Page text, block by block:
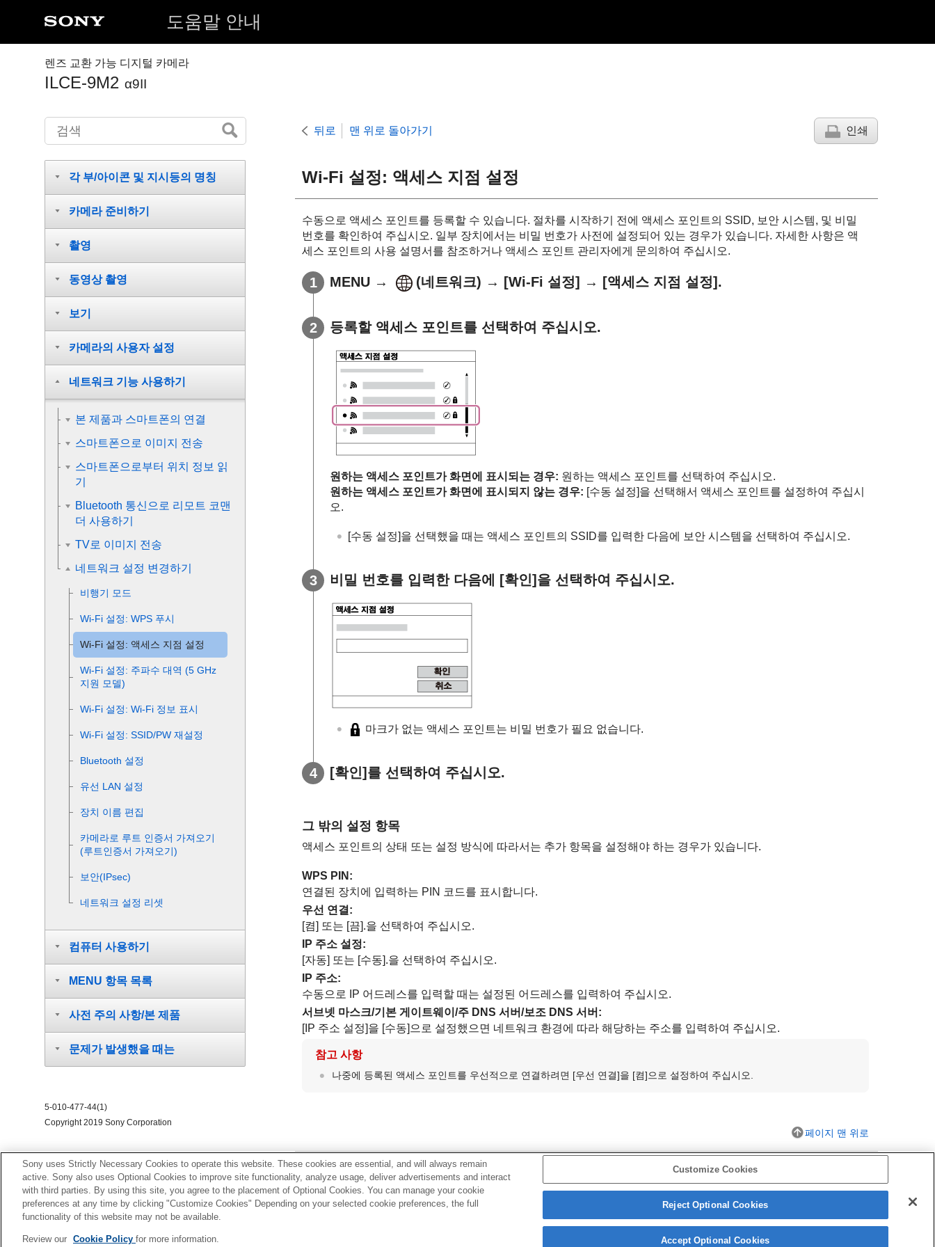
도움말 안내
렌즈 교환 가능 디지털 카메라
ILCE-9M2 α9II
뒤로 맨 위로 돌아가기 인쇄
Wi-Fi 설정: 액세스 지점 설정
수동으로 액세스 포인트를 등록할 수 있습니다. 절차를 시작하기 전에 액세스 포인트의 SSID, 보안 시스템, 및 비밀
번호를 확인하여 주십시오. 일부 장치에서는 비밀 번호가 사전에 설정되어 있는 경우가 있습니다. 자세한 사항은 액
세스 포인트의 사용 설명서를 참조하거나 액세스 포인트 관리자에게 문의하여 주십시오.
MENU → (네트워크) → [Wi-Fi 설정] → [액세스 지점 설정] .
등록할 액세스 포인트를 선택하여 주십시오.
원하는 액세스 포인트가 화면에 표시되는 경우: 원하는 액세스 포인트를 선택하여 주십시오.
원하는 액세스 포인트가 화면에 표시되지 않는 경우: [수동 설정]을 선택해서 액세스 포인트를 설정하여 주십시
오.
[수동 설정]을 선택했을 때는 액세스 포인트의 SSID를 입력한 다음에 보안 시스템을 선택하여 주십시오.
비밀 번호를 입력한 다음에 [확인] 을 선택하여 주십시오.
마크가 없는 액세스 포인트는 비밀 번호가 필요 없습니다.
[확인] 를 선택하여 주십시오.
그 밖의 설정 항목
액세스 포인트의 상태 또는 설정 방식에 따라서는 추가 항목을 설정해야 하는 경우가 있습니다.
WPS PIN :
연결된 장치에 입력하는 PIN 코드를 표시합니다.
우선 연결 :
[켬] 또는 [끔].을 선택하여 주십시오.
IP 주소 설정:
[자동] 또는 [수동].을 선택하여 주십시오.
IP 주소:
수동으로 IP 어드레스를 입력할 때는 설정된 어드레스를 입력하여 주십시오.
서브넷 마스크/기본 게이트웨이 /주 DNS 서버/보조 DNS 서버 :
[IP 주소 설정]을 [수동] 으로 설정했으면 네트워크 환경에 따라 해당하는 주소를 입력하여 주십시오.
참고 사항
나중에 등록된 액세스 포인트를 우선적으로 연결하려면 [우선 연결]을 [켬]으로 설정하여 주십시오.
페이지 맨 위로
관련 항목
Wi-Fi 설정: WPS 푸시
각 부/아이콘 및 지시등의 명칭
카메라 준비하기
촬영
동영상 촬영
보기
카메라의 사용자 설정
네트워크 기능 사용하기
본 제품과 스마트폰의 연결
스마트폰으로 이미지 전송
스마트폰으로부터 위치 정보 읽
기
Bluetooth 통신으로 리모트 코맨
더 사용하기
TV로 이미지 전송
네트워크 설정 변경하기
비행기 모드
Wi-Fi 설정: WPS 푸시
Wi-Fi 설정: 액세스 지점 설정
Wi-Fi 설정: 주파수 대역 (5 GHz
지원 모델)
Wi-Fi 설정: Wi-Fi 정보 표시
Wi-Fi 설정: SSID/PW 재설정
Bluetooth 설정
유선 LAN 설정
장치 이름 편집
카메라로 루트 인증서 가져오기
(루트인증서 가져오기)
보안(IPsec)
네트워크 설정 리셋
컴퓨터 사용하기
MENU 항목 목록
사전 주의 사항/본 제품
문제가 발생했을 때는
5-010-477-44(1)
Copyright 2019 Sony Corporation
Sony uses Strictly Necessary Cookies to operate this website. These cookies are essential, and will always remain
active. Sony also uses Optional Cookies to improve site functionality, analyze usage, deliver advertisements and interact
with third parties. By using this site, you agree to the placement of Optional Cookies. You can manage your cookie
preferences at any time by clicking "Customize Cookies" Depending on your selected cookie preferences, the full
functionality of this website may not be available.
Review our Cookie Policy for more information.
Customize Cookies
Reject Optional Cookies
Accept Optional Cookies